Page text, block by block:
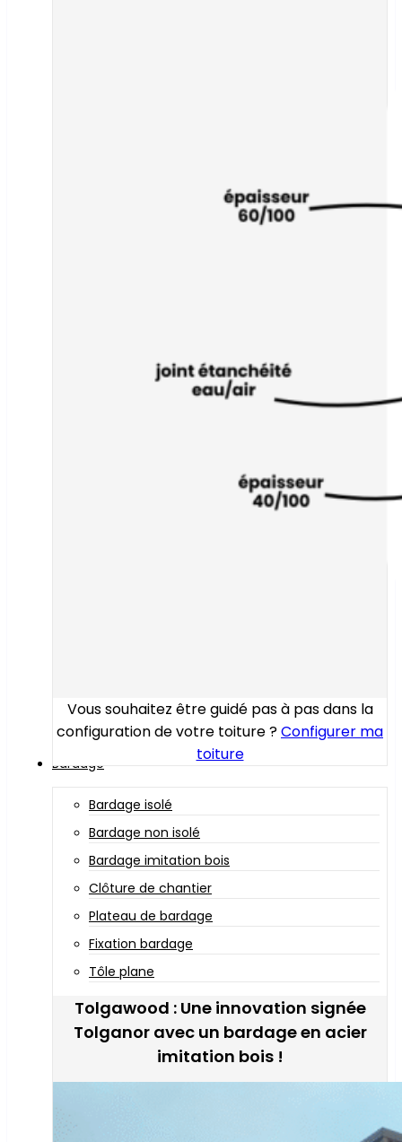
Vous souhaitez être guidé pas à pas dans la
configuration de votre toiture ?Configurer ma
toiture
Bardage
Bardage isolé
Bardage non isolé
Bardage imitation bois
Clôture de chantier
Plateau de bardage
Fixation bardage
Tôle plane
Tolgawood : Une innovation signée
Tolganor avec un bardage en acier
imitation bois !